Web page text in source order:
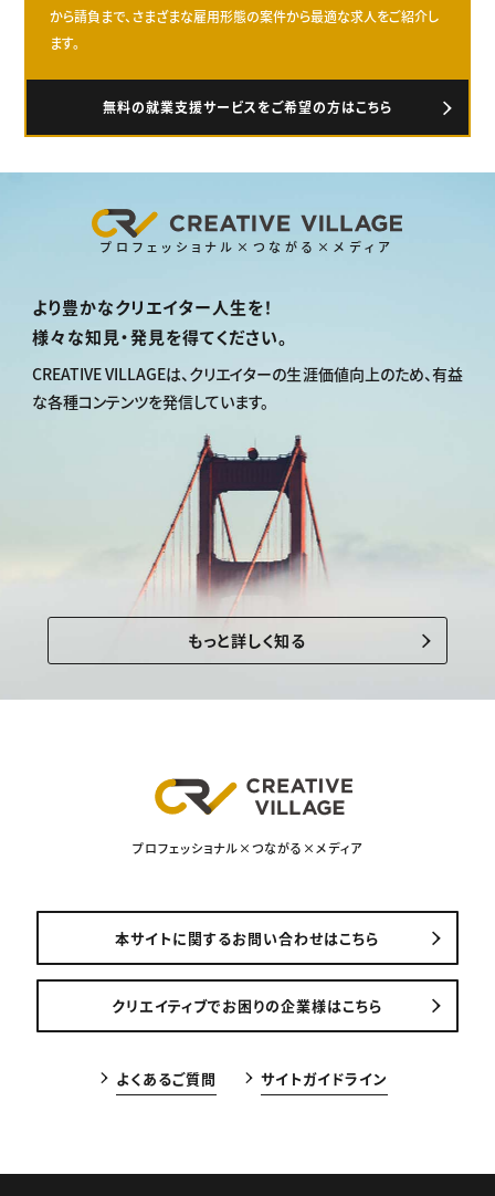
から請負まで、さまざまな雇用形態の案件から最適な求人をご紹介し
ます。
無料の就業支援サービスをご希望の方はこちら
プロフェッショナル×つながる×メディア
より豊かなクリエイター人生を！
様々な知見・発見を得てください。
CREATIVE VILLAGEは、 クリエイターの生涯価値向上のため、有益
な各種コンテンツを発信しています。
もっと詳しく知る
プロフェッショナル×つながる×メディア
本サイトに関するお問い合わせはこちら
クリエイティブでお困りの企業様はこちら
よくあるご質問 サイトガイドライン